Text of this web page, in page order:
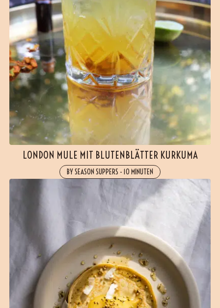
LONDON MULE MIT BLUTENBLÄTTER KURKUMA
BY SEASON SUPPERS - 10 MINUTEN